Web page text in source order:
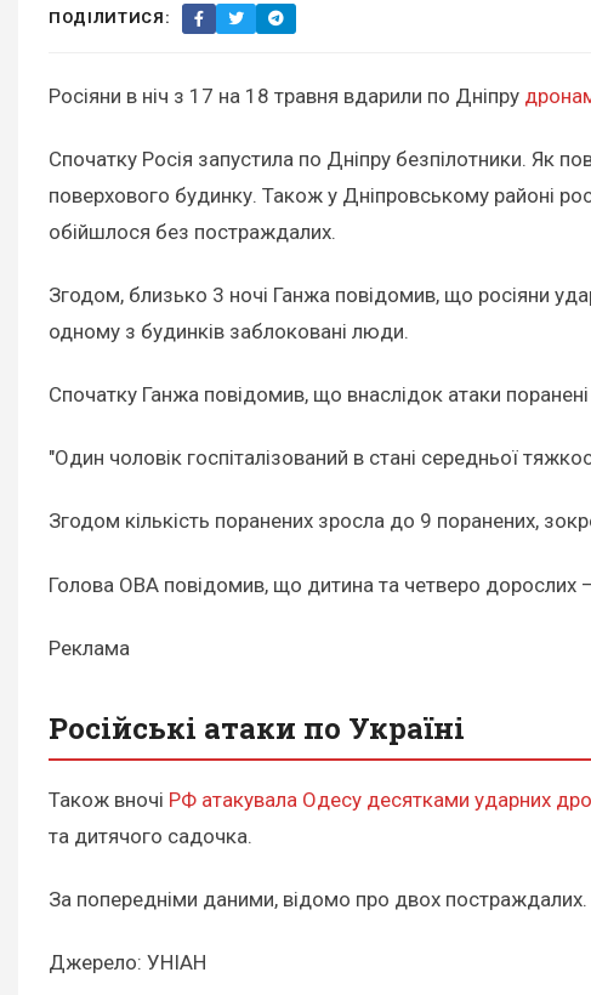
ПОДІЛИТИСЯ:
Росіяни в ніч з 17 на 18 травня вдарили по Дніпру
Спочатку Росія запустила по Дніпру безпілотники. Як
поверхового будинку. Також у Дніпровському районі
обійшлося без постраждалих.
Згодом, близько 3 ночі Ганжа повідомив, що росіяни
одному з будинків заблоковані люди.
Спочатку Ганжа повідомив, що внаслідок атаки
"Один чоловік госпіталізований в стані середньої
Згодом кількість поранених зросла до 9 поранених,
Голова ОВА повідомив, що дитина та четверо дорослих
Реклама
Російські атаки по Україні
Також вночі РФ атакувала Одесу десятками ударних
та дитячого садочка.
За попередніми даними, відомо про двох постраждалих.
Джерело: УНІАН